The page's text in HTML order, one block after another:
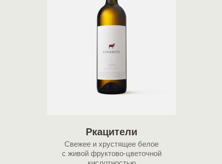
Свежее и хрустящее белое
с живой фруктово-цветочной
Ркацители